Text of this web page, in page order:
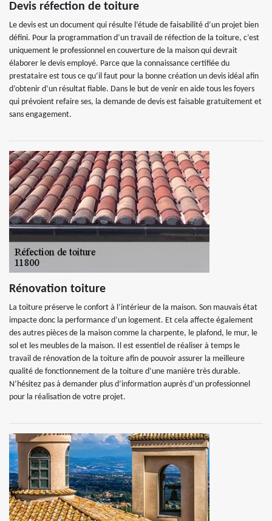
Devis réfection de toiture
Le devis est un document qui résulte l’étude de faisabilité d’un projet bien
défini. Pour la programmation d’un travail de réfection de la toiture, c’est
uniquement le professionnel en couverture de la maison qui devrait
élaborer le devis employé. Parce que la connaissance certifiée du
prestataire est tous ce qu’il faut pour la bonne création un devis idéal afin
d’obtenir d’un résultat fiable. Dans le but de venir en aide tous les foyers
qui prévoient refaire ses, la demande de devis est faisable gratuitement et
sans engagement.
Rénovation toiture
La toiture préserve le confort à l’intérieur de la maison. Son mauvais état
impacte donc la performance d’un logement. Et cela affecte également
des autres pièces de la maison comme la charpente, le plafond, le mur, le
sol et les meubles de la maison. Il est essentiel de réaliser à temps le
travail de rénovation de la toiture afin de pouvoir assurer la meilleure
qualité de fonctionnement de la toiture d’une manière très durable.
N’hésitez pas à demander plus d’information auprès d’un professionnel
pour la réalisation de votre projet.